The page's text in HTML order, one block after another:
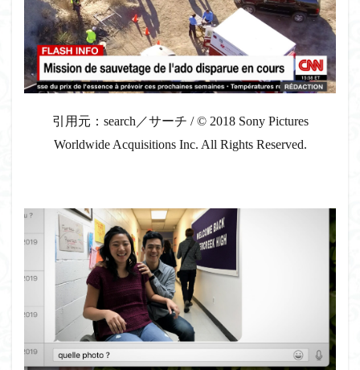
引用元：search／サーチ / © 2018 Sony Pictures
Worldwide Acquisitions Inc. All Rights Reserved.